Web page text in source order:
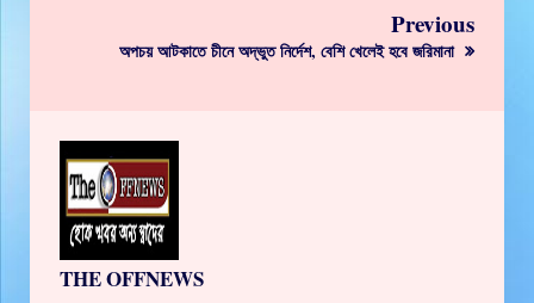
Previous
অপচয় আটকাতে চীনে অদ্ভুত নির্দেশ, বেশি খেলেই হবে জরিমানা
THE OFFNEWS